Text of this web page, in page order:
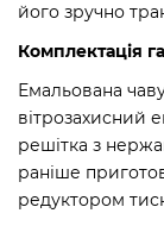
його зручно
Комплектація
Емальована
вітрозахисний
решітка з
раніше
редуктором